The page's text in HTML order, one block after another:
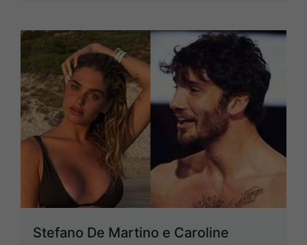
Stefano De Martino e Caroline